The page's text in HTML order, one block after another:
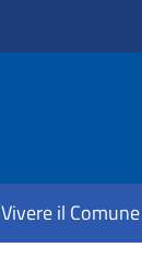
Vivere il Comune